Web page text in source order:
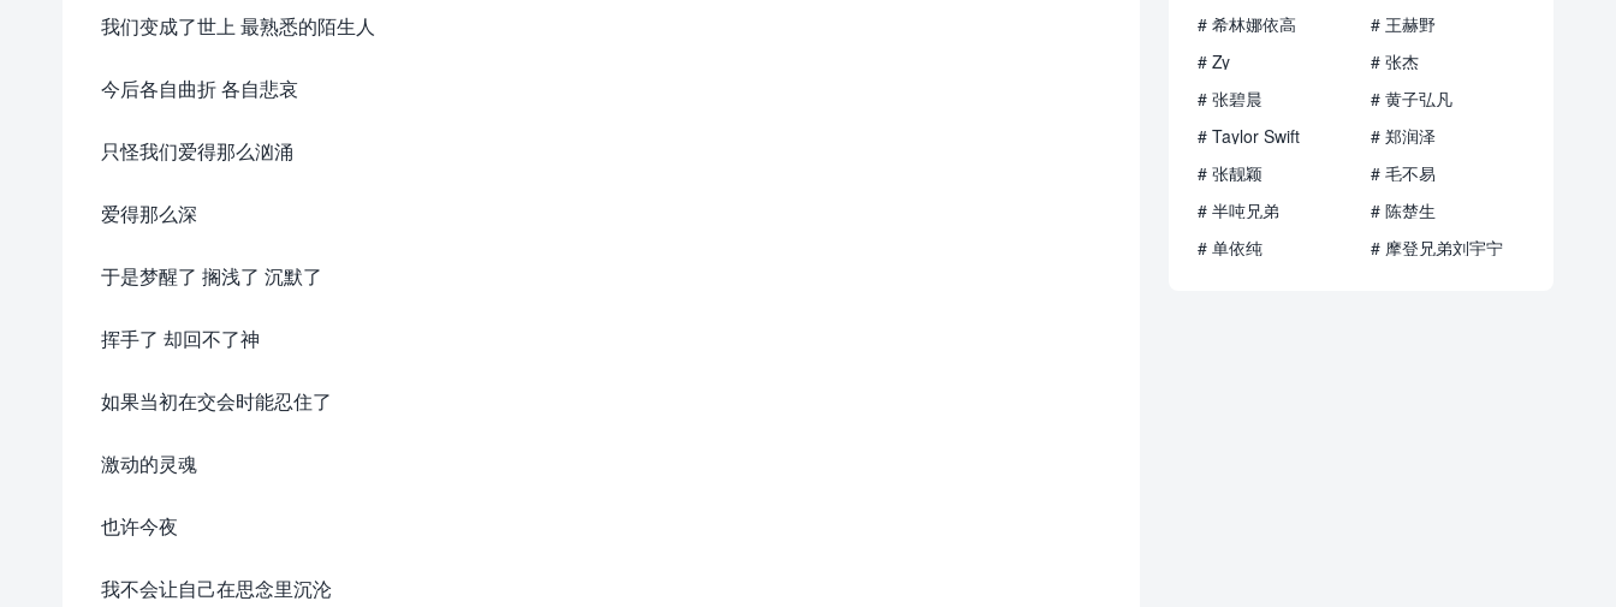
我们变成了世上 最熟悉的陌生人
今后各自曲折 各自悲哀
只怪我们爱得那么汹涌
爱得那么深
于是梦醒了 搁浅了 沉默了
挥手了 却回不了神
如果当初在交会时能忍住了
激动的灵魂
也许今夜
我不会让自己在思念里沉沦
# 希林娜依高
# 王赫野
# Zy
# 张杰
# 张碧晨
# 黄子弘凡
# Taylor Swift
# 郑润泽
# 张靓颖
# 毛不易
# 半吨兄弟
# 陈楚生
# 单依纯
# 摩登兄弟刘宇宁